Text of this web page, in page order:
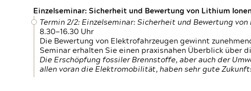
Einzelseminar: Sicherheit und Bewertung von Lithium
Termin 2/2: Einzelseminar: Sicherheit und Bewertung
8.30—16.30 Uhr
Die Bewertung von Elektrofahrzeugen gewinnt
Seminar erhalten Sie einen praxisnahen Überblick über
Die Erschöpfung fossiler Brennstoffe, aber auch der
allen voran die Elektromobilität, haben sehr gute